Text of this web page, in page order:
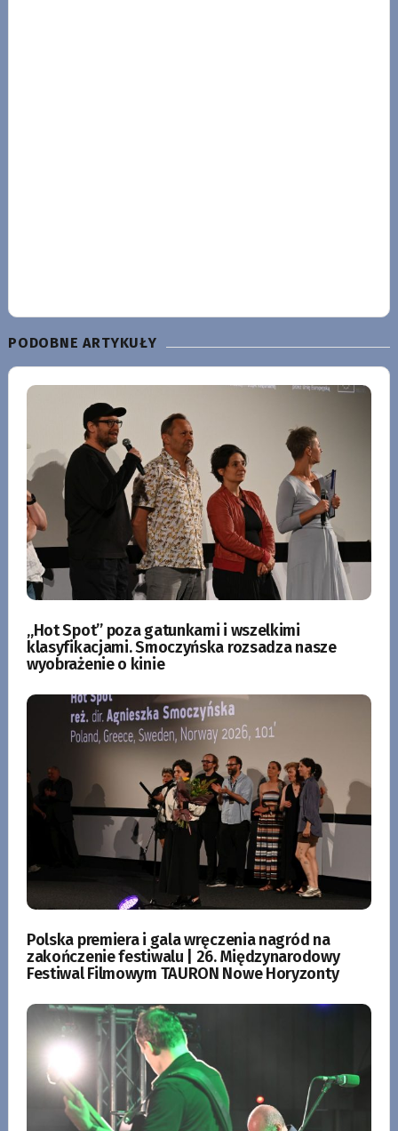
PODOBNE ARTYKUŁY
„Hot Spot” poza gatunkami i wszelkimi
klasyfikacjami. Smoczyńska rozsadza nasze
wyobrażenie o kinie
Polska premiera i gala wręczenia nagród na
zakończenie festiwalu | 26. Międzynarodowy
Festiwal Filmowym TAURON Nowe Horyzonty